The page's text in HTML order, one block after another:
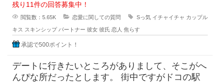
残り11件の回答募集中！
閲覧数：5.65K 恋愛に関しての質問 Sっ気 イチャイチャ カップル
キス スキンシップ パートナー 彼女 彼氏 恋人 焦らす
承認で500ポイント！
デートに行きたいところがありまして、そこがへ
んぴな所だったとします。 街中ですがドコの駅